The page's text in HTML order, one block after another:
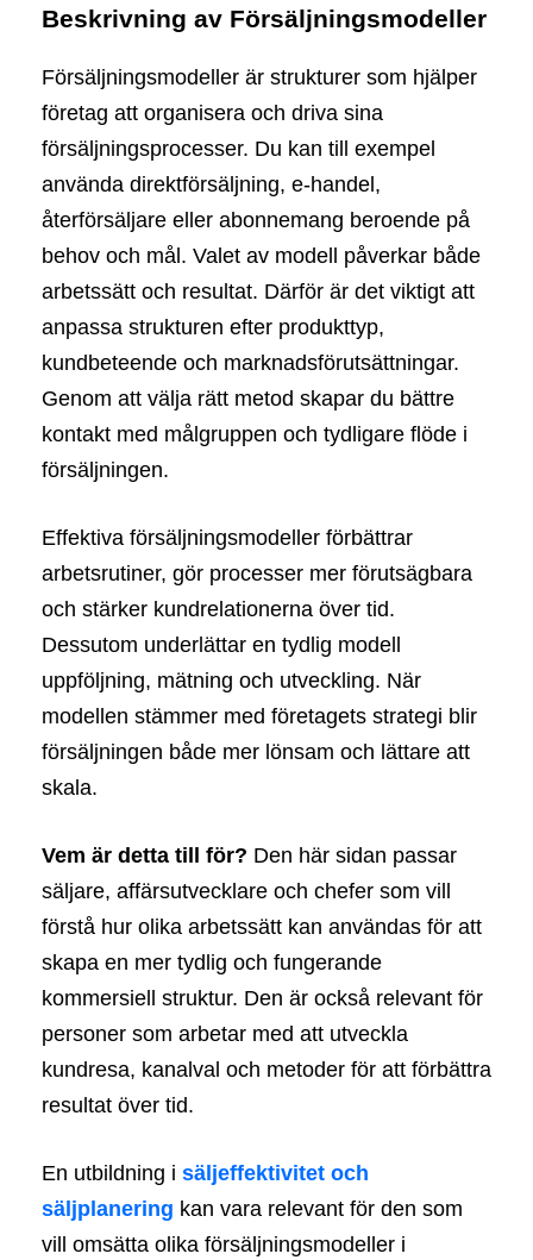
Beskrivning av Försäljningsmodeller
Försäljningsmodeller är strukturer som hjälper
företag att organisera och driva sina
försäljningsprocesser. Du kan till exempel
använda direktförsäljning, e-handel,
återförsäljare eller abonnemang beroende på
behov och mål. Valet av modell påverkar både
arbetssätt och resultat. Därför är det viktigt att
anpassa strukturen efter produkttyp,
kundbeteende och marknadsförutsättningar.
Genom att välja rätt metod skapar du bättre
kontakt med målgruppen och tydligare flöde i
försäljningen.
Effektiva försäljningsmodeller förbättrar
arbetsrutiner, gör processer mer förutsägbara
och stärker kundrelationerna över tid.
Dessutom underlättar en tydlig modell
uppföljning, mätning och utveckling. När
modellen stämmer med företagets strategi blir
försäljningen både mer lönsam och lättare att
skala.
Vem är detta till för? Den här sidan passar
säljare, affärsutvecklare och chefer som vill
förstå hur olika arbetssätt kan användas för att
skapa en mer tydlig och fungerande
kommersiell struktur. Den är också relevant för
personer som arbetar med att utveckla
kundresa, kanalval och metoder för att förbättra
resultat över tid.
En utbildning i säljeffektivitet och
säljplanering kan vara relevant för den som
vill omsätta olika försäljningsmodeller i